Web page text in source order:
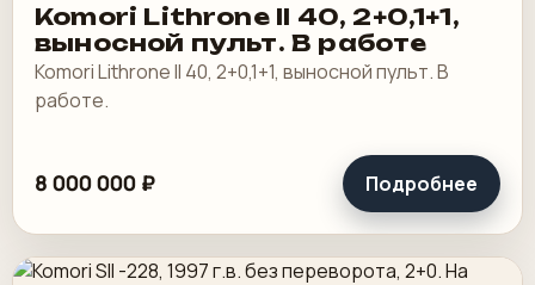
Komori Lithrone II 40, 2+0,1+1,
выносной пульт. В работе
Komori Lithrone II 40, 2+0,1+1, выносной пульт. В
работе.
8 000 000 ₽ Подробнее